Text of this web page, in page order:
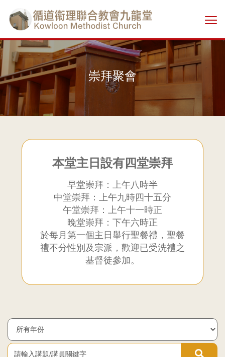
main
content
切
換
選
香
港
基
督
教
循
會
九
崇拜聚會
本堂主日設有四堂崇拜
早堂崇拜：上午八時半
中堂崇拜：上午九時四十五分
午堂崇拜：上午十一時正
晚堂崇拜：下午六時正
於每月第一個主日舉行聖餐禮，聖餐
禮不分性別及宗派，歡迎已受洗禮之
基督徒參加。
Year
題/
講